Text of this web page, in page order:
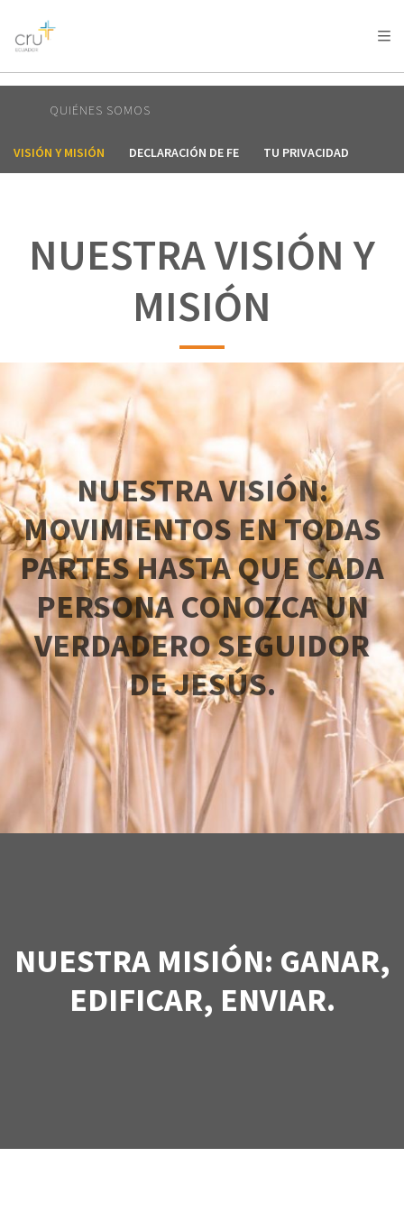
AFRICA
AMERICA / CARIBBEAN
OCEANIA
QUIÉNES SOMOS
VISIÓN Y MISIÓN DECLARACIÓN DE FE TU PRIVACIDAD
NUESTRA VISIÓN Y
MISIÓN
NUESTRA VISIÓN:
MOVIMIENTOS EN TODAS
PARTES HASTA QUE CADA
PERSONA CONOZCA UN
VERDADERO SEGUIDOR
DE JESÚS.
NUESTRA MISIÓN: GANAR,
EDIFICAR, ENVIAR.